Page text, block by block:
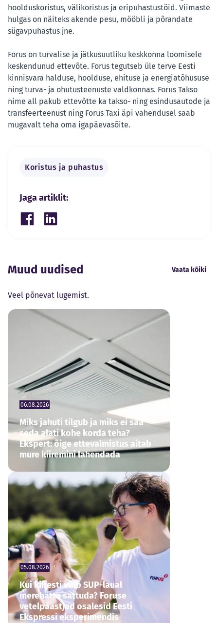
hoolduskoristus, välikoristus ja eripuhastustöid. Viimaste
hulgas on näiteks akende pesu, mööbli ja põrandate
sügavpuhastus jne.
Forus on turvalise ja jätkusuutliku keskkonna loomisele
keskendunud ettevõte. Forus tegutseb üle terve Eesti
kinnisvara halduse, hoolduse, ehituse ja energiatõhususe
ning turva- ja ohutusteenuste valdkonnas. Forus Takso
nime all pakub ettevõtte ka takso- ning esindusautode ja
transfeerteenust ning Forus Taxi äpi vahendusel saab
mugavalt teha oma igapäevasõite.
Koristus ja puhastus
Jaga artiklit:
Share on Facebook
Share on LinkedIn
Muud uudised Vaata kõiki
Veel põnevat lugemist.
06.08.2026
Miks jahuti tilgub ja miks ei saa
seda alati kohe korda teha?
Ekspert: õige ettevalmistus aitab
mure kiiremini lahendada
05.08.2026
Kui kiiresti võib SUP-laual
merehätta sattuda? Foruse
vetelpäästjad osalesid Eesti
Ekspressi eksperimendis